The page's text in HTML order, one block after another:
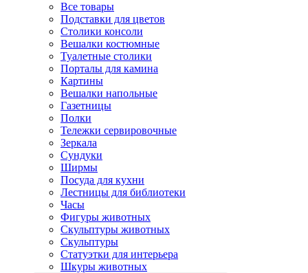
Все товары
Подставки для цветов
Столики консоли
Вешалки костюмные
Туалетные столики
Порталы для камина
Картины
Вешалки напольные
Газетницы
Полки
Тележки сервировочные
Зеркала
Сундуки
Ширмы
Посуда для кухни
Лестницы для библиотеки
Часы
Фигуры животных
Скульптуры животных
Скульптуры
Статуэтки для интерьера
Шкуры животных